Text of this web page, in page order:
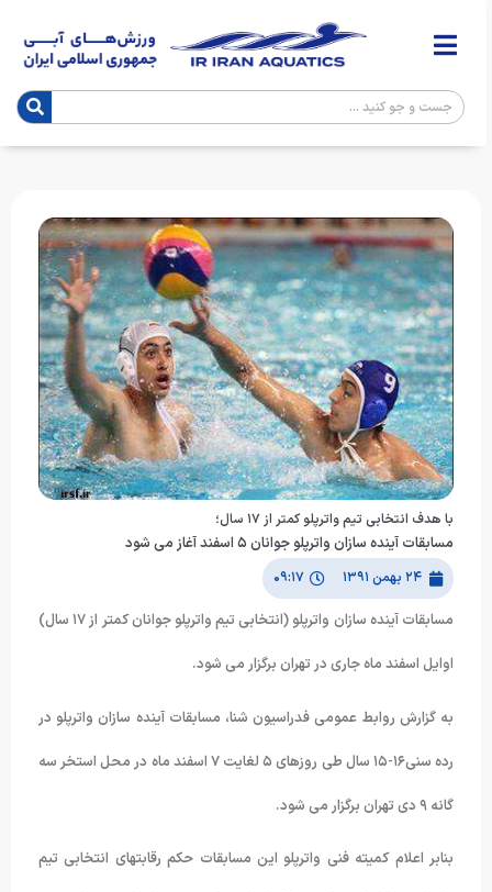
با هدف انتخابی تیم واترپلو كمتر از ١٧ سال؛
مسابقات آینده سازان واترپلو جوانان ۵ اسفند آغاز می شود
۲۴ بهمن ۱۳۹۱ ۰۹:۱۷
مسابقات آینده سازان واترپلو (انتخابی تیم واترپلو جوانان کمتر از ١٧ سال)
اوایل اسفند ماه جاری در تهران برگزار می شود.
به گزارش روابط عمومی فدراسیون شنا، مسابقات آینده سازان واترپلو در
رده سنی١۶-١۵ سال طی روزهای ۵ لغایت ٧ اسفند ماه در محل استخر سه
گانه ٩ دی تهران برگزار می شود.
بنابر اعلام کمیته فنی واترپلو این مسابقات حکم رقابتهای انتخابی تیم